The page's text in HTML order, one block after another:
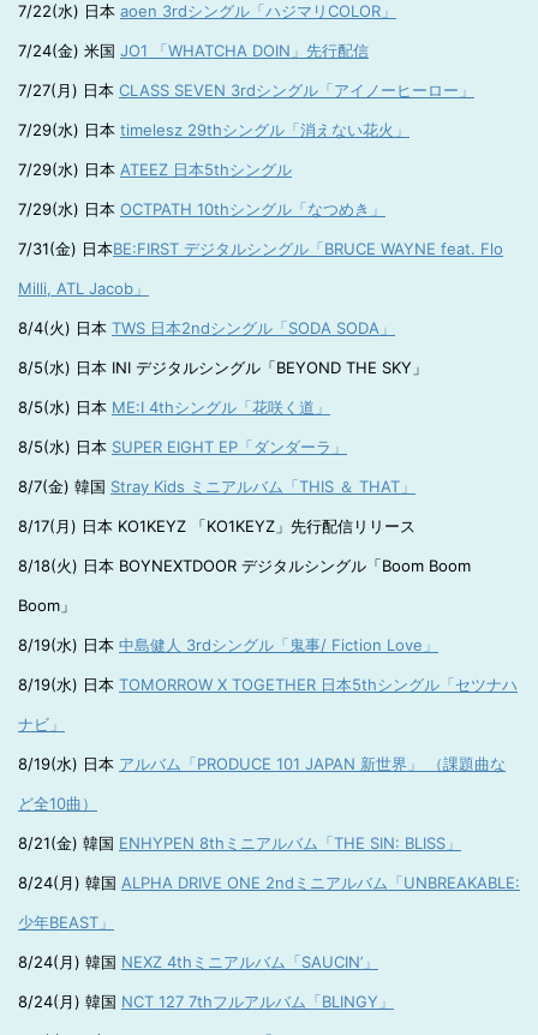
7/22(水) 日本 aoen 3rdシングル「ハジマリCOLOR」
7/24(金) 米国 JO1 「WHATCHA DOIN」先行配信
7/27(月) 日本 CLASS SEVEN 3rdシングル「アイノーヒーロー」
7/29(水) 日本 timelesz 29thシングル「消えない花火」
7/29(水) 日本 ATEEZ 日本5thシングル
7/29(水) 日本 OCTPATH 10thシングル「なつめき」
7/31(金) 日本BE:FIRST デジタルシングル「BRUCE WAYNE feat. Flo
Milli, ATL Jacob」
8/4(火) 日本 TWS 日本2ndシングル「SODA SODA」
8/5(水) 日本 INI デジタルシングル「BEYOND THE SKY」
8/5(水) 日本 ME:I 4thシングル「花咲く道」
8/5(水) 日本 SUPER EIGHT EP「ダンダーラ」
8/7(金) 韓国 Stray Kids ミニアルバム「THIS ＆ THAT」
8/17(月) 日本 KO1KEYZ 「KO1KEYZ」先行配信リリース
8/18(火) 日本 BOYNEXTDOOR デジタルシングル「Boom Boom
Boom」
8/19(水) 日本 中島健人 3rdシングル「鬼事/ Fiction Love」
8/19(水) 日本 TOMORROW X TOGETHER 日本5thシングル「セツナハ
ナビ」
8/19(水) 日本 アルバム「PRODUCE 101 JAPAN 新世界」 （課題曲な
ど全10曲）
8/21(金) 韓国 ENHYPEN 8thミニアルバム「THE SIN: BLISS」
8/24(月) 韓国 ALPHA DRIVE ONE 2ndミニアルバム「UNBREAKABLE:
少年BEAST」
8/24(月) 韓国 NEXZ 4thミニアルバム「SAUCIN’」
8/24(月) 韓国 NCT 127 7thフルアルバム「BLINGY」